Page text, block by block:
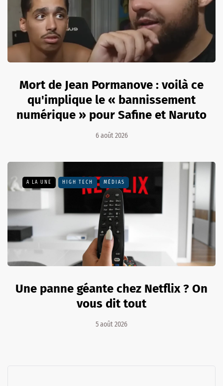
Mort de Jean Pormanove : voilà ce
qu'implique le « bannissement
numérique » pour Safine et Naruto
6 août 2026
A LA UNE HIGH TECH MÉDIAS
Une panne géante chez Netflix ? On
vous dit tout
5 août 2026